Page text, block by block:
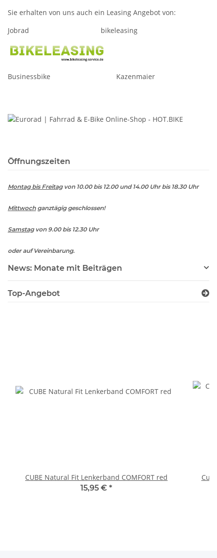
Sie erhalten von uns auch ein Leasing Angebot von:
Jobrad bikeleasing
Businessbike Kazenmaier
Öffnungszeiten
Montag bis Freitagvon 10.00 bis 12.00 und 14.00 Uhr bis 18.30 Uhr
Mittwochganztägig geschlossen!
Samstagvon 9.00 bis 12.30 Uhr
oder auf Vereinbarung.
News: Monate mit Beiträgen
Top-Angebot
CUBE Natural Fit Lenkerband COMFORT red
15,95 € *